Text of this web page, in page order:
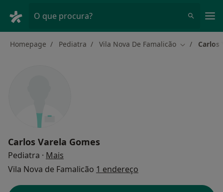
O que procura?
Homepage Pediatra Vila Nova De Famalicão Mudar de
Carlos
Carlos Varela Gomes
Pediatra · Mais
Vila Nova de Famalicão 1 endereço